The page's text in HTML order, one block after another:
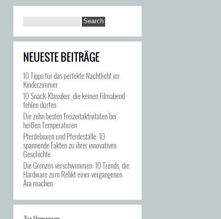
NEUESTE BEITRÄGE
10 Tipps für das perfekte Nachtlicht im
Kinderzimmer
10 Snack-Klassiker, die keinen Filmabend
fehlen dürfen
Die zehn besten Freizeitaktivitäten bei
heißen Temperaturen
Pferdeboxen und Pferdeställe: 10
spannende Fakten zu ihrer innovativen
Geschichte
Die Grenzen verschwimmen: 10 Trends, die
Hardware zum Relikt einer vergangenen
Ära machen